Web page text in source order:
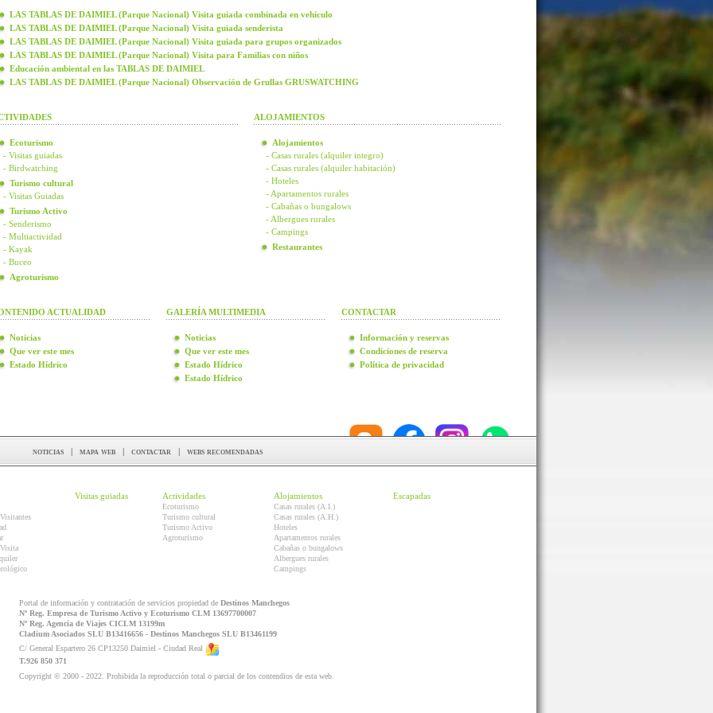
LAS TABLAS DE DAIMIEL (Parque Nacional) Visita guiada combinada en vehículo
LAS TABLAS DE DAIMIEL (Parque Nacional) Visita guiada senderista
LAS TABLAS DE DAIMIEL (Parque Nacional) Visita guiada para grupos organizados
LAS TABLAS DE DAIMIEL (Parque Nacional) Visita para Familias con niños
Educación ambiental en las TABLAS DE DAIMIEL
LAS TABLAS DE DAIMIEL (Parque Nacional) Observación de Grullas GRUSWATCHING
Ecoturismo
- Visitas guiadas
- Birdwatching
Turismo cultural
- Visitas Guiadas
Turismo Activo
- Senderismo
- Multiactividad
- Kayak
- Buceo
Agroturismo
ALOJAMIENTOS
Alojamientos
- Casas rurales (alquiler integro)
- Casas rurales (alquiler habitación)
- Hoteles
- Apartamentos rurales
- Cabañas o bungalows
- Albergues rurales
- Campings
Restaurantes
ACTUALIDAD
Noticias
Que ver este mes
Estado Hídrico
GALERÍA MULTIMEDIA
Noticias
Que ver este mes
Estado Hídrico
Estado Hídrico
CONTACTAR
Información y reservas
Condiciones de reserva
Política de privacidad
noticias | mapa web | contactar | webs recomendadas
Visitas guiadas Actividades
Ecoturismo
Turismo cultural
Turismo Activo
Agroturismo
Alojamientos
Casas rurales (A.I.)
Casas rurales (A.H.)
Hoteles
Apartamentos rurales
Cabañas o bungalows
Albergues rurales
Campings
Escapadas
Portal de información y contratación de servicios propiedad de Destinos Manchegos
Nº Reg. Empresa de Turismo Activo y Ecoturismo CLM 13697700007
Nº Reg. Agencia de Viajes CICLM 13199m
Cladium Asociados SLU B13416656 - Destinos Manchegos SLU B13461199
C/ General Espartero 26 CP13250 Daimiel - Ciudad Real
T.926 850 371
Copyright © 2000 - 2022. Prohibida la reproducción total o parcial de los contendios de esta web.